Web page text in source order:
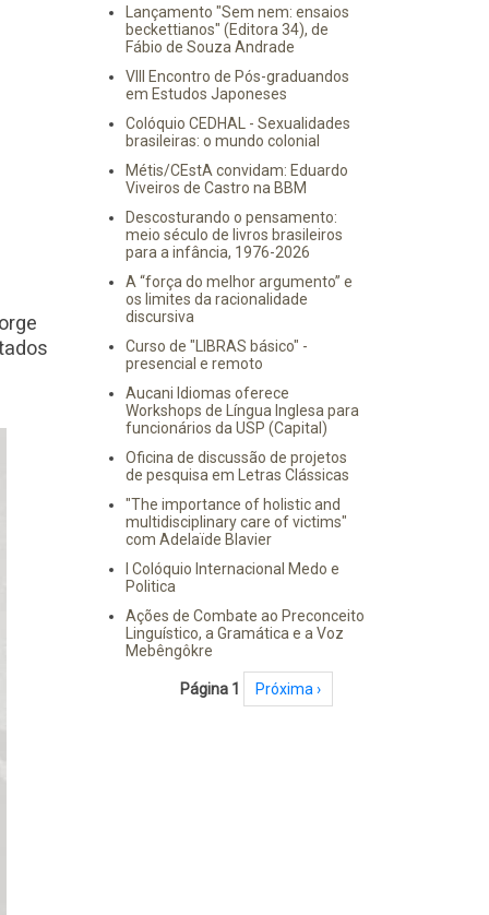
Lançamento "Sem nem: ensaios
beckettianos" (Editora 34), de
Fábio de Souza Andrade
VIII Encontro de Pós-graduandos
em Estudos Japoneses
Colóquio CEDHAL - Sexualidades
brasileiras: o mundo colonial
Métis/CEstA convidam: Eduardo
Viveiros de Castro na BBM
Descosturando o pensamento:
meio século de livros brasileiros
para a infância, 1976-2026
A “força do melhor argumento” e
os limites da racionalidade
discursiva
Curso de "LIBRAS básico" -
presencial e remoto
Aucani Idiomas oferece
Workshops de Língua Inglesa para
funcionários da USP (Capital)
Oficina de discussão de projetos
de pesquisa em Letras Clássicas
"The importance of holistic and
multidisciplinary care of victims"
com Adelaïde Blavier
I Colóquio Internacional Medo e
Politica
Ações de Combate ao Preconceito
Linguístico, a Gramática e a Voz
Mebêngôkre
PaginaçãoPágina 1 Próxima página
Próxima ›